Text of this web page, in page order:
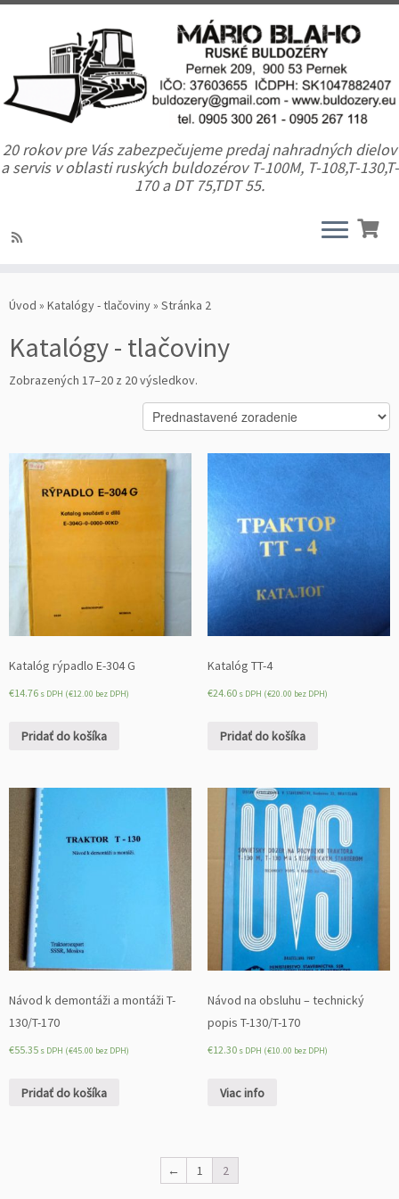
20 rokov pre Vás zabezpečujeme predaj nahradných dielov
a servis v oblasti ruských buldozérov T-100M, T-108,T-130,T-
170 a DT 75,TDT 55.
Úvod » Katalógy - tlačoviny» Stránka 2
Katalógy - tlačoviny
Zobrazených 17–20 z 20 výsledkov.
Katalóg rýpadlo E-304 G
€14.76 s DPH (€12.00 bez DPH)
Pridať do košíka
Katalóg TT-4
€24.60 s DPH (€20.00 bez DPH)
Pridať do košíka
Návod k demontáži a montáži T-
130/T-170
€55.35 s DPH (€45.00 bez DPH)
Pridať do košíka
Návod na obsluhu – technický
popis T-130/T-170
€12.30 s DPH (€10.00 bez DPH)
Viac info
← 1 2